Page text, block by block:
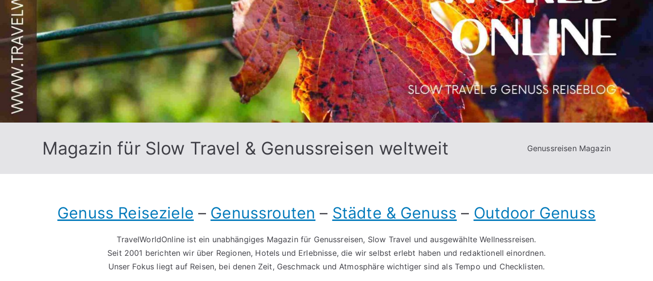
Magazin für Slow Travel & Genussreisen weltweit Genussreisen Magazin
Genuss Reiseziele – Genussrouten – Städte & Genuss – Outdoor Genuss
TravelWorldOnline ist ein unabhängiges Magazin für Genussreisen, Slow Travel und ausgewählte Wellnessreisen.
Seit 2001 berichten wir über Regionen, Hotels und Erlebnisse, die wir selbst erlebt haben und redaktionell einordnen.
Unser Fokus liegt auf Reisen, bei denen Zeit, Geschmack und Atmosphäre wichtiger sind als Tempo und Checklisten.